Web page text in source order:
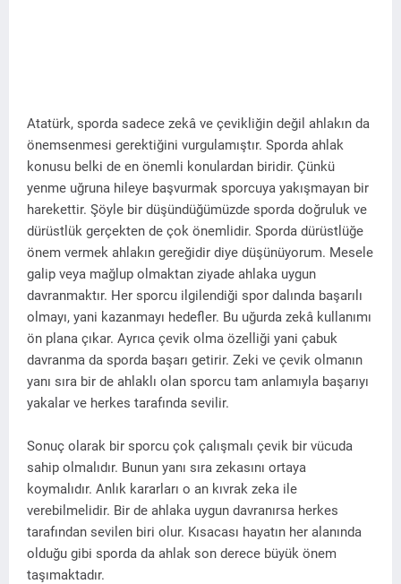
Atatürk, sporda sadece zekâ ve çevikliğin değil ahlakın da
önemsenmesi gerektiğini vurgulamıştır. Sporda ahlak
konusu belki de en önemli konulardan biridir. Çünkü
yenme uğruna hileye başvurmak sporcuya yakışmayan bir
harekettir. Şöyle bir düşündüğümüzde sporda doğruluk ve
dürüstlük gerçekten de çok önemlidir. Sporda dürüstlüğe
önem vermek ahlakın gereğidir diye düşünüyorum. Mesele
galip veya mağlup olmaktan ziyade ahlaka uygun
davranmaktır. Her sporcu ilgilendiği spor dalında başarılı
olmayı, yani kazanmayı hedefler. Bu uğurda zekâ kullanımı
ön plana çıkar. Ayrıca çevik olma özelliği yani çabuk
davranma da sporda başarı getirir. Zeki ve çevik olmanın
yanı sıra bir de ahlaklı olan sporcu tam anlamıyla başarıyı
yakalar ve herkes tarafında sevilir.
Sonuç olarak bir sporcu çok çalışmalı çevik bir vücuda
sahip olmalıdır. Bunun yanı sıra zekasını ortaya
koymalıdır. Anlık kararları o an kıvrak zeka ile
verebilmelidir. Bir de ahlaka uygun davranırsa herkes
tarafından sevilen biri olur. Kısacası hayatın her alanında
olduğu gibi sporda da ahlak son derece büyük önem
taşımaktadır.